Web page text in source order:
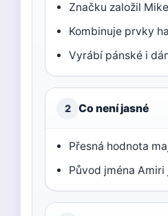
Značku založil
Kombinuje prvky
Vyrábí pánské i
2 Co není jasné
Přesná hodnota
Původ jména